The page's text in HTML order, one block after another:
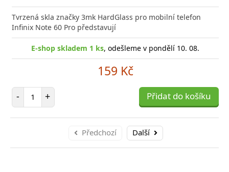
Tvrzená skla značky 3mk HardGlass pro mobilní telefon
Infinix Note 60 Pro představují
E-shop skladem 1 ks, odešleme v pondělí 10. 08.
159 Kč
- Počet položek
+ Přidat do košíku
Předchozí Další